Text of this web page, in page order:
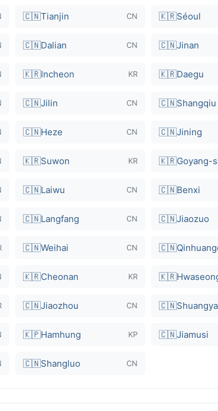
🇨🇳Tianjin CN 🇰🇷Séoul
🇨🇳Dalian CN 🇨🇳Jinan
🇰🇷Incheon KR 🇰🇷Daegu
🇨🇳Jilin CN 🇨🇳Shangqiu
🇨🇳Heze CN 🇨🇳Jining
🇰🇷Suwon KR 🇰🇷Goyang-
🇨🇳Laiwu CN 🇨🇳Benxi
🇨🇳Langfang CN 🇨🇳Jiaozuo
🇨🇳Weihai CN 🇨🇳
🇰🇷Cheonan KR 🇰🇷
🇨🇳Jiaozhou CN 🇨🇳
🇰🇵Hamhung KP 🇨🇳Jiamusi
🇨🇳Shangluo CN